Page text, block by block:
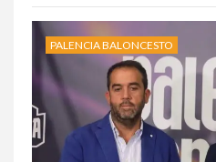
PALENCIA BALONCESTO